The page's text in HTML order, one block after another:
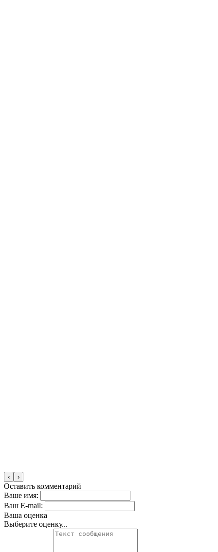
‹ ›
Оставить комментарий
Ваше имя:
Ваш E-mail:
Ваша оценка
Выберите оценку...